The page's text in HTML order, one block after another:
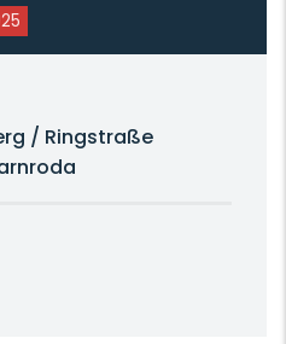
/ Ringstraße
UND FINDUS